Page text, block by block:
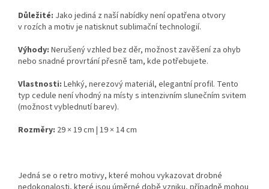
Důležité: Jako jediná z naší nabídky není opatřena otvory
v rozích a motiv je natisknut sublimační technologií.
Výhody: Nerušený vzhled bez děr, možnost zavěšení za ohyb
nebo snadné provrtání přesně tam, kde potřebujete.
Vlastnosti: Lehký, nerezový materiál, elegantní profil. Tento
typ cedule není vhodný na místy s intenzivním slunečním svitem
(možnost vyblednutí barev).
Rozměry: 29 × 19 cm | 19 × 14 cm
Jedná se o retro motivy, které mohou vykazovat drobné